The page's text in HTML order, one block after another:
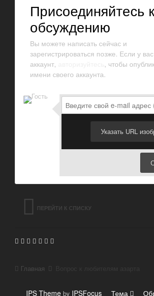
Присоединяйтесь к
обсуждению
Вы можете написать сейчас и
зарегистрироваться позже. Если у
аккаунт,
, чтобы
имени своего аккаунта.
Указать URL
ПЕРЕЙТИ К СПИСКУ
Главная
IPS Theme by IPSFocus Тема